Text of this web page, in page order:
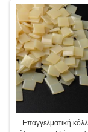
Επαγγελματική